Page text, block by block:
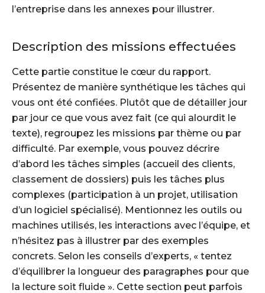
l’entreprise dans les annexes pour illustrer.
Description des missions effectuées
Cette partie constitue le cœur du rapport.
Présentez de manière synthétique les tâches qui
vous ont été confiées. Plutôt que de détailler jour
par jour ce que vous avez fait (ce qui alourdit le
texte), regroupez les missions par thème ou par
difficulté. Par exemple, vous pouvez décrire
d’abord les tâches simples (accueil des clients,
classement de dossiers) puis les tâches plus
complexes (participation à un projet, utilisation
d’un logiciel spécialisé). Mentionnez les outils ou
machines utilisés, les interactions avec l’équipe, et
n’hésitez pas à illustrer par des exemples
concrets. Selon les conseils d’experts, « tentez
d’équilibrer la longueur des paragraphes pour que
la lecture soit fluide ». Cette section peut parfois